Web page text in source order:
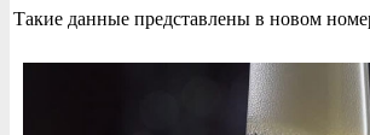
Такие данные представлены в новом